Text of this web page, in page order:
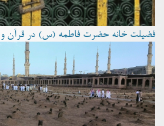
فضیلت خانه حضرت فاطمه (س) در قرآن و